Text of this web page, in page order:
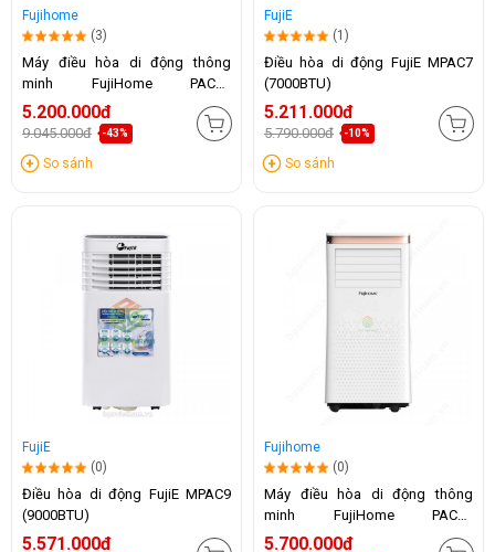
Fujihome
(3)
Máy điều hòa di động thông
minh FujiHome PAC09
(9000BTU)
5.200.000đ
9.045.000đ -43%
So sánh
FujiE
(1)
Điều hòa di động FujiE MPAC7
(7000BTU)
5.211.000đ
5.790.000đ -10%
So sánh
FujiE
(0)
Điều hòa di động FujiE MPAC9
(9000BTU)
5.571.000đ
Fujihome
(0)
Máy điều hòa di động thông
minh FujiHome PAC10
(10.000BTU)
5.700.000đ